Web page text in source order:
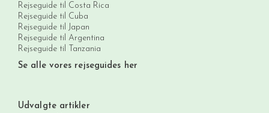
Rejseguide til Costa Rica
Rejseguide til Cuba
Rejseguide til Japan
Rejseguide til Argentina
Rejseguide til Tanzania
Se alle vores rejseguides her
Udvalgte artikler